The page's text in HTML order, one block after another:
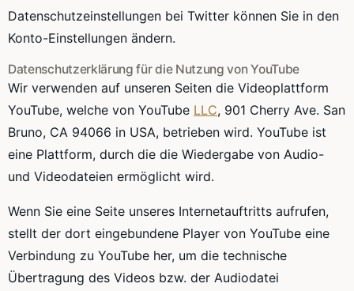
Datenschutzeinstellungen bei Twitter können Sie in den
Konto-Einstellungen ändern.
Datenschutzerklärung für die Nutzung von YouTube
Wir verwenden auf unseren Seiten die Videoplattform
YouTube, welche von YouTube LLC, 901 Cherry Ave. San
Bruno, CA 94066 in USA, betrieben wird. YouTube ist
eine Plattform, durch die die Wiedergabe von Audio-
und Videodateien ermöglicht wird.
Wenn Sie eine Seite unseres Internetauftritts aufrufen,
stellt der dort eingebundene Player von YouTube eine
Verbindung zu YouTube her, um die technische
Übertragung des Videos bzw. der Audiodatei